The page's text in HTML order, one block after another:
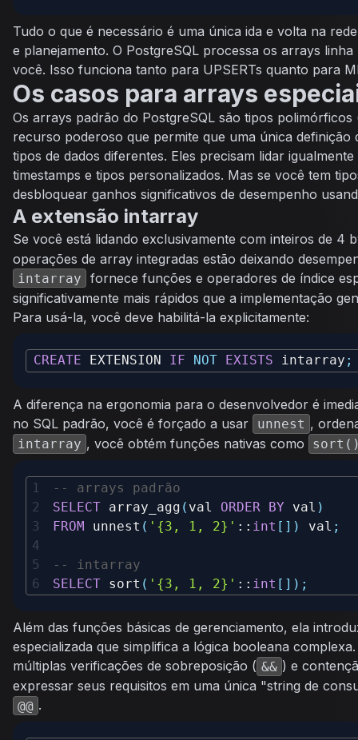
Tudo o que é necessário é uma única ida e volta na
e planejamento. O PostgreSQL processa os arrays
você. Isso funciona tanto para UPSERTs quanto para
Os casos para arrays
Os arrays padrão do PostgreSQL são tipos
recurso poderoso que permite que uma única
tipos de dados diferentes. Eles precisam lidar
timestamps e tipos personalizados. Mas se você tem
desbloquear ganhos significativos de desempenho
A extensão intarray
Se você está lidando exclusivamente com inteiros de 4
operações de array integradas estão deixando
intarray
fornece funções e operadores de índice
significativamente mais rápidos que a implementação
Para usá-la, você deve habilitá-la explicitamente:
CREATE EXTENSION IF NOT EXISTS intarray ;
A diferença na ergonomia para o desenvolvedor é
no SQL padrão, você é forçado a usar
unnest ,
intarray , você obtém funções nativas como
-- arrays padrão
SELECT array_agg ( val ORDER BY val )
FROM unnest ( '{3, 1, 2}' :: int [ ] ) val ;
-- intarray
SELECT sort ( '{3, 1, 2}' :: int [ ] ) ;
Além das funções básicas de gerenciamento, ela
especializada que simplifica a lógica booleana
múltiplas verificações de sobreposição ( && ) e
expressar seus requisitos em uma única "string de
@@ .